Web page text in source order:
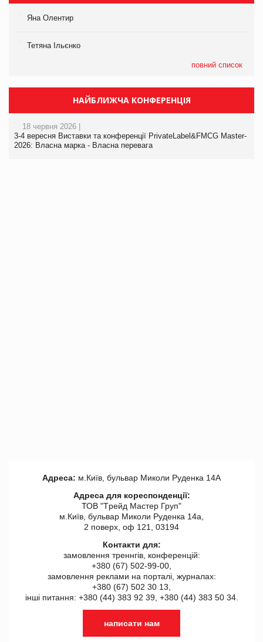
Яна Олентир
Тетяна Ільєнко
повний список
НАЙБЛИЖЧА КОНФЕРЕНЦІЯ
18 червня 2026 |
3-4 вересня Виставки та конференції PrivateLabel&FMCG Master-
2026: Власна марка - Власна перевага
Адреса: м.Київ, бульвар Миколи Руденка 14А
Адреса для кореспонденції:
ТОВ "Tрейд Мастер Груп"
м.Київ, бульвар Миколи Руденка 14а,
2 поверх, оф 121, 03194
Контакти для:
замовлення треннгів, конференцій:
+380 (67) 502-99-00,
замовлення реклами на порталі, журналах:
+380 (67) 502 30 13,
інші питання: +380 (44) 383 92 39, +380 (44) 383 50 34.
написати нам